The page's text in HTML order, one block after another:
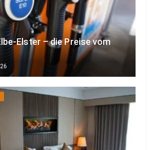
Elster – die Preise vom